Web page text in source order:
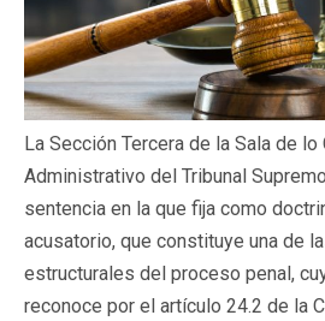
La Sección Tercera de la Sala de
Administrativo del Tribunal
sentencia en la que fija como
acusatorio, que constituye una de
estructurales del proceso penal,
reconoce por el artículo 24.2 de la